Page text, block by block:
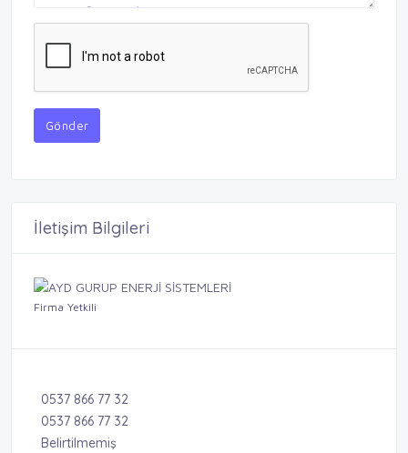
Gönder
İletişim Bilgileri
Firma Yetkili
0537 866 77 32
0537 866 77 32
Belirtilmemiş